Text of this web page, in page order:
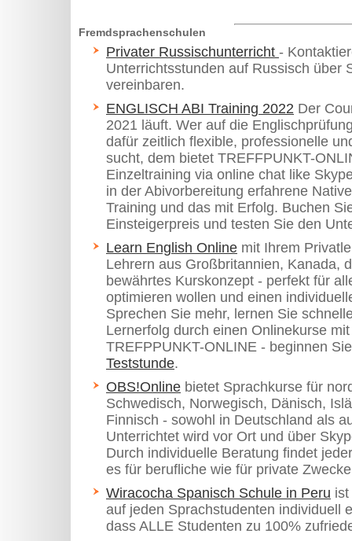
Fremdsprachenschulen
Privater Russischunterricht -
Unterrichtsstunden auf Russisch über
vereinbaren.
ENGLISCH ABI Training 2022 Der
2021 läuft. Wer auf die
dafür zeitlich flexible, professionelle
sucht, dem bietet TREFFPUNKT-
Einzeltraining via online chat like
in der Abivorbereitung erfahrene
Training und das mit Erfolg. Buchen
Einsteigerpreis und testen Sie den
Learn English Online mit Ihrem
Lehrern aus Großbritannien, Kanada,
bewährtes Kurskonzept - perfekt für
optimieren wollen und einen
Sprechen Sie mehr, lernen Sie
Lernerfolg durch einen Onlinekurse
TREFPPUNKT-ONLINE - beginnen
Teststunde.
OBS!Online bietet Sprachkurse für
Schwedisch, Norwegisch, Dänisch,
Finnisch - sowohl in Deutschland als
Unterrichtet wird vor Ort und über
Durch individuelle Beratung findet
es für berufliche wie für private
Wiracocha Spanisch Schule in Peru
auf jeden Sprachstudenten individuell
dass ALLE Studenten zu 100%